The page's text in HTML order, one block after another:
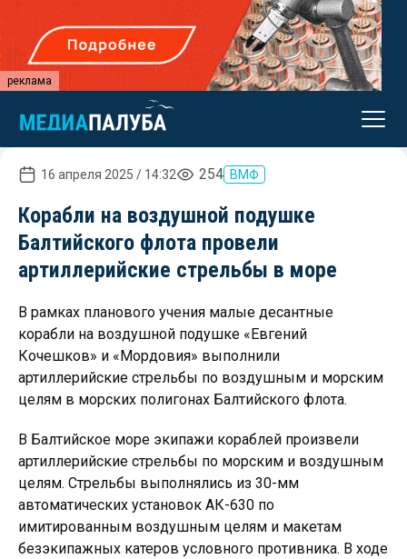
реклама
16 апреля 2025 / 14:32 254 ВМФ
Корабли на воздушной подушке
Балтийского флота провели
артиллерийские стрельбы в море
В рамках планового учения малые десантные
корабли на воздушной подушке «Евгений
Кочешков» и «Мордовия» выполнили
артиллерийские стрельбы по воздушным и морским
целям в морских полигонах Балтийского флота.
В Балтийское море экипажи кораблей произвели
артиллерийские стрельбы по морским и воздушным
целям. Стрельбы выполнялись из 30-мм
автоматических установок АК-630 по
имитированным воздушным целям и макетам
безэкипажных катеров условного противника. В ходе